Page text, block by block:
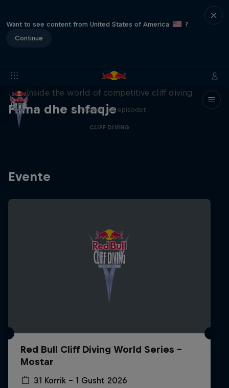
Want to see content from United States of America
?
Continue
Filma dhe shfaqje
More than a Dive
Inside the world of competitive cliff diving
4 Sezone · 21 episodet
CLIFF DIVING
Evente
Red Bull Cliff Diving World Series -
Mostar
31 Korrik – 1 Gusht 2026